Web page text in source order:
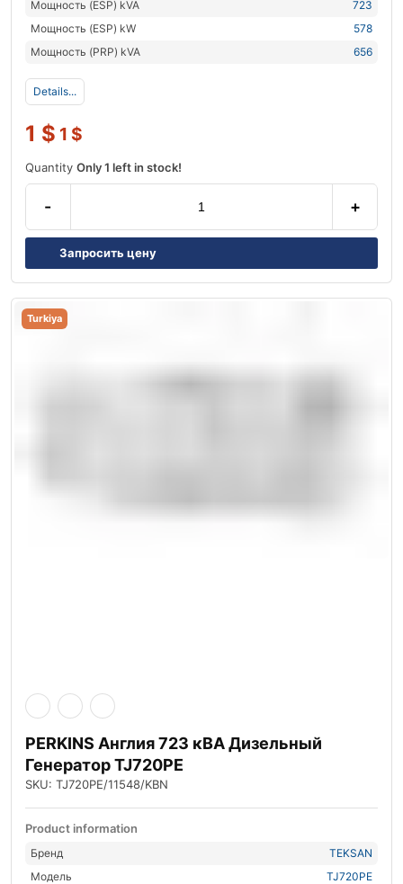
Мощность (ESP) kVA
723
Мощность (ESP) kW
578
Мощность (PRP) kVA
656
Details...
1 $ 1 $
Quantity Only 1 left in stock!
- +
Запросить цену
Turkiya
PERKINS Англия 723 кВА Дизельный
Генератор TJ720PE
SKU: TJ720PE/11548/KBN
Product information
Бренд
TEKSAN
Модель
TJ720PE